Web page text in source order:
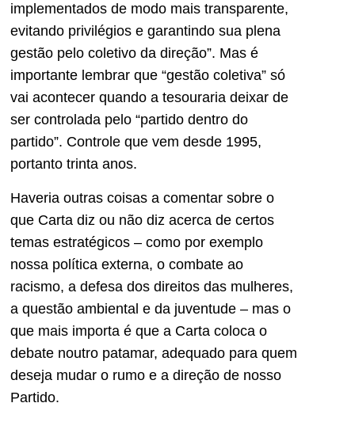
implementados de modo mais transparente,
evitando privilégios e garantindo sua plena
gestão pelo coletivo da direção”. Mas é
importante lembrar que “gestão coletiva” só
vai acontecer quando a tesouraria deixar de
ser controlada pelo “partido dentro do
partido”. Controle que vem desde 1995,
portanto trinta anos.
Haveria outras coisas a comentar sobre o
que Carta diz ou não diz acerca de certos
temas estratégicos – como por exemplo
nossa política externa, o combate ao
racismo, a defesa dos direitos das mulheres,
a questão ambiental e da juventude – mas o
que mais importa é que a Carta coloca o
debate noutro patamar, adequado para quem
deseja mudar o rumo e a direção de nosso
Partido.